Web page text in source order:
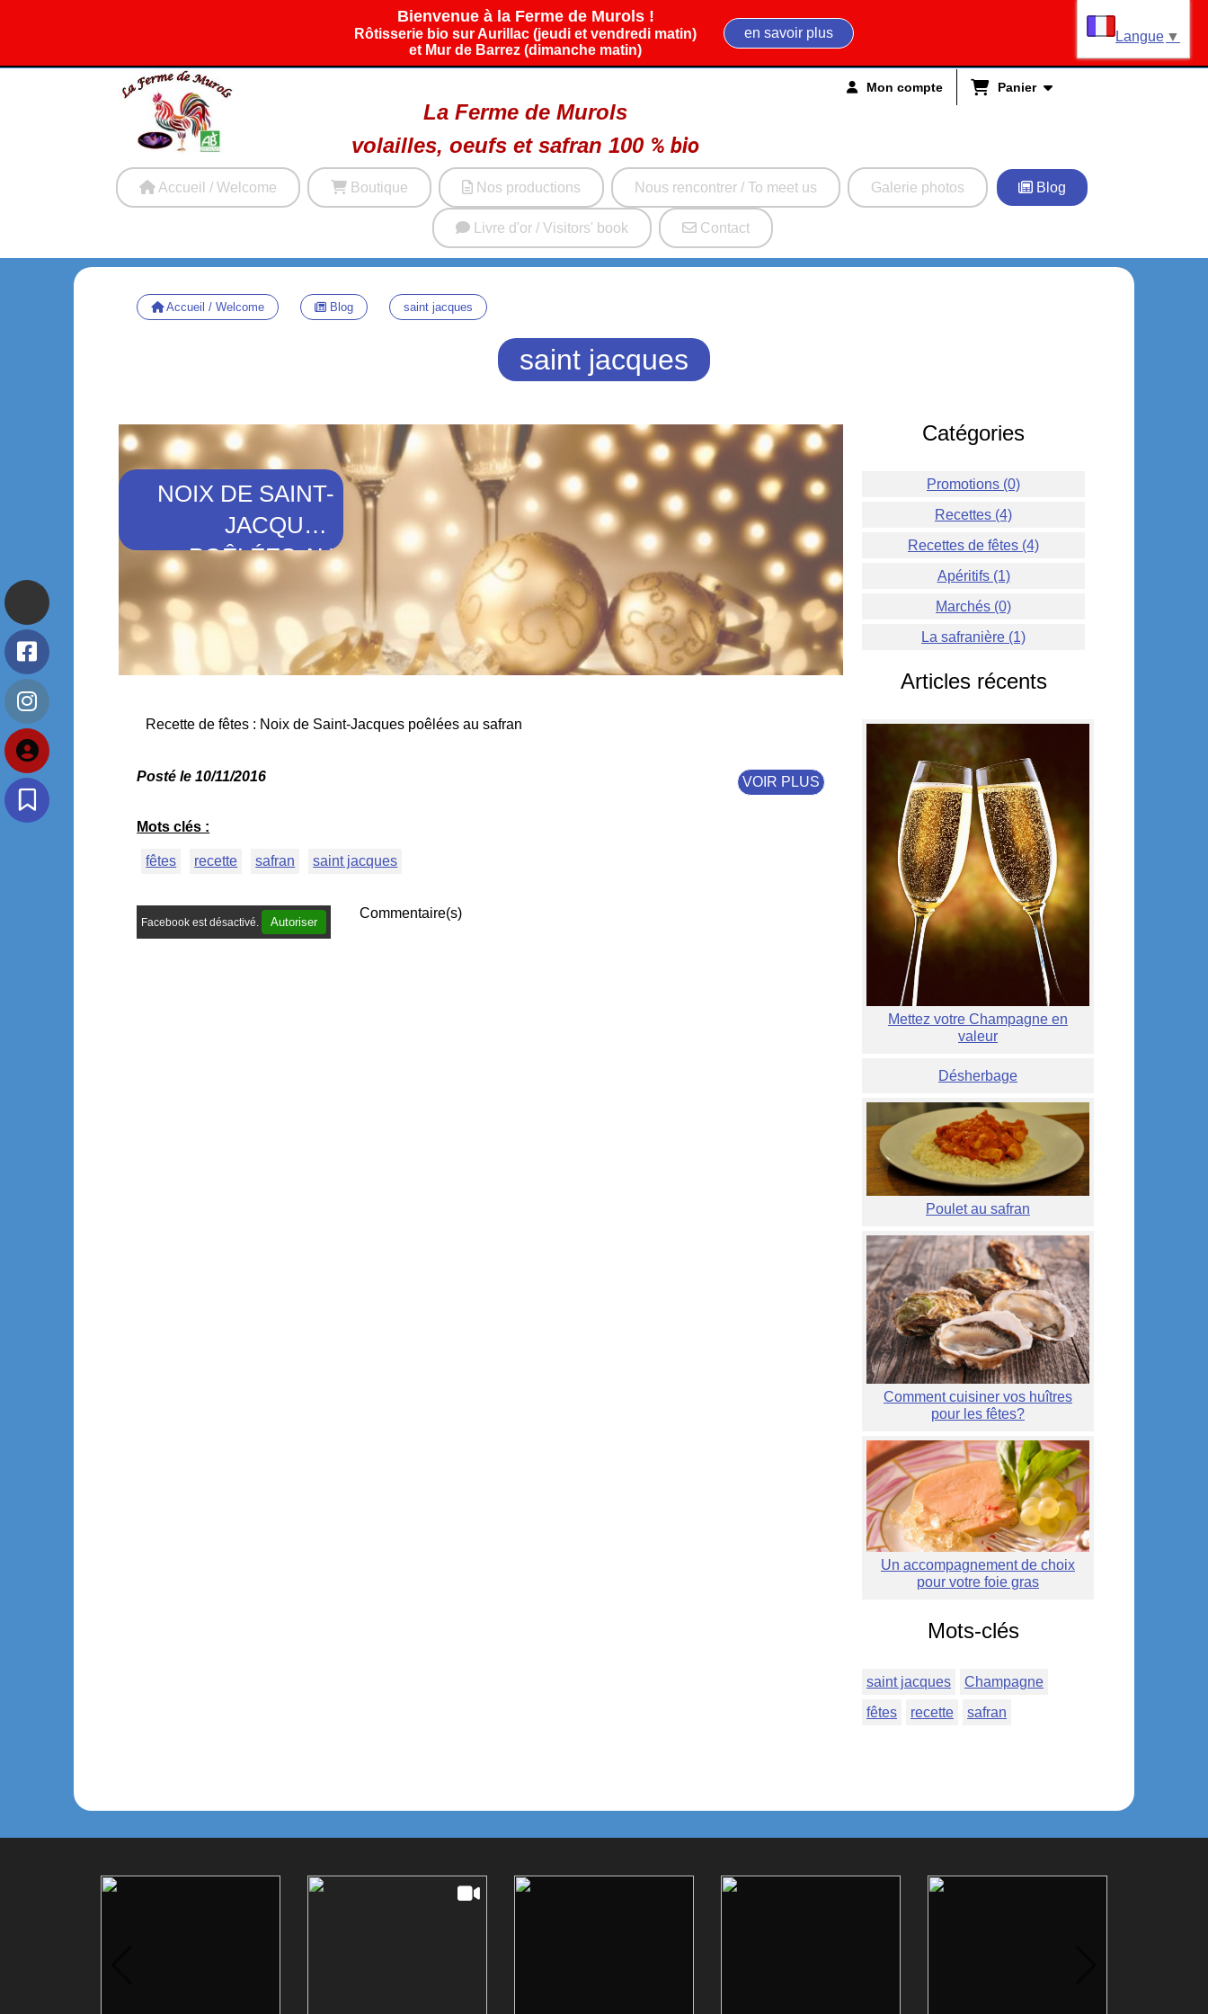
Bienvenue à la Ferme de Murols !
Rôtisserie bio sur Aurillac (jeudi et vendredi matin)
et Mur de Barrez (dimanche matin)
en savoir plus
La Ferme de Murols
volailles, oeufs et safran100 %bio
Mon compte Panier
Accueil / Welcome Boutique Nos productions Nous rencontrer / To meet us Galerie photos Blog
Livre d'or / Visitors' book Contact
Accueil / Welcome Blog saint jacques
saint jacques
NOIX DE SAINT-
JACQUES
POÊLÉES AU
SAFRAN
Recette de fêtes : Noix de Saint-Jacques poêlées au safran
Posté le 10/11/2016 VOIR PLUS
Mots clés :
fêtes recette safran saint jacques
Facebook est désactivé. Autoriser
Commentaire(s)
Catégories
Promotions (0)
Recettes (4)
Recettes de fêtes (4)
Apéritifs (1)
Marchés (0)
La safranière (1)
Articles récents
Mettez votre Champagne en
valeur
Désherbage
Poulet au safran
Comment cuisiner vos huîtres
pour les fêtes?
Un accompagnement de choix
pour votre foie gras
Mots-clés
saint jacques
Champagne
fêtes
recette safran
Langue ▼